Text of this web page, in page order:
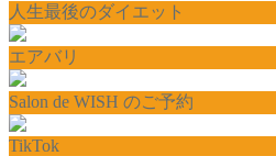
人生最後のダイエット
エアバリ
Salon de WISH のご予約
TikTok